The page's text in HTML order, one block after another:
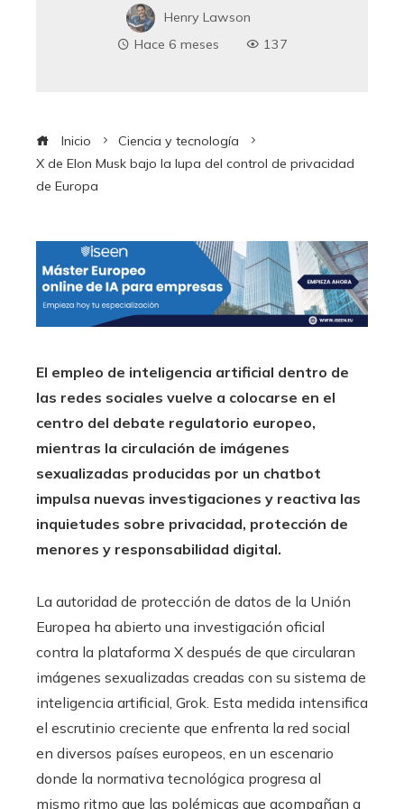
Henry Lawson
Hace 6 meses
137
Inicio
Ciencia y tecnología
X de Elon Musk bajo la lupa del control de privacidad
de Europa
El empleo de inteligencia artificial dentro de
las redes sociales vuelve a colocarse en el
centro del debate regulatorio europeo,
mientras la circulación de imágenes
sexualizadas producidas por un chatbot
impulsa nuevas investigaciones y reactiva las
inquietudes sobre privacidad, protección de
menores y responsabilidad digital.
La autoridad de protección de datos de la Unión
Europea ha abierto una investigación oficial
contra la plataforma X después de que circularan
imágenes sexualizadas creadas con su sistema de
inteligencia artificial, Grok. Esta medida intensifica
el escrutinio creciente que enfrenta la red social
en diversos países europeos, en un escenario
donde la normativa tecnológica progresa al
mismo ritmo que las polémicas que acompañan a